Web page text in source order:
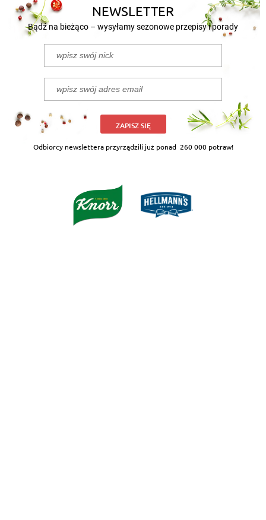
NEWSLETTER
Bądź na bieżąco – wysyłamy sezonowe przepisy i porady
ZAPISZ SIĘ
Odbiorcy newslettera przyrządzili już ponad 260 000 potraw!